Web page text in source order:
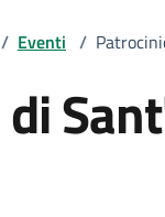
/ Eventi /